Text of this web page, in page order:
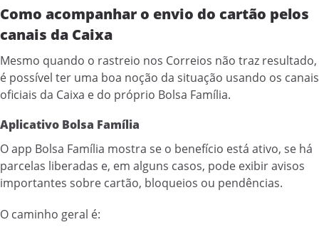
Como acompanhar o envio do cartão pelos
canais da Caixa
Mesmo quando o rastreio nos Correios não traz resultado,
é possível ter uma boa noção da situação usando os canais
oficiais da Caixa e do próprio Bolsa Família.
Aplicativo Bolsa Família
O app Bolsa Família mostra se o benefício está ativo, se há
parcelas liberadas e, em alguns casos, pode exibir avisos
importantes sobre cartão, bloqueios ou pendências.
O caminho geral é: